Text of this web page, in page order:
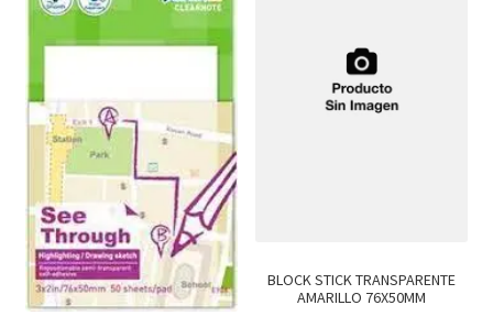
BLOCK STICK TRANSPARENTE
AMARILLO 76X50MM